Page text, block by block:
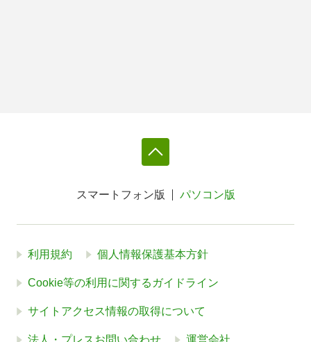
スマートフォン版 パソコン版
利用規約 個人情報保護基本方針
Cookie等の利用に関するガイドライン
サイトアクセス情報の取得について
法人・プレスお問い合わせ 運営会社